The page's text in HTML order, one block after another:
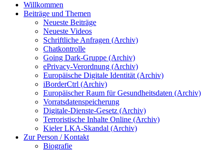
Willkommen
Beiträge und Themen
Neueste Beiträge
Neueste Videos
Schriftliche Anfragen (Archiv)
Chatkontrolle
Going Dark-Gruppe (Archiv)
ePrivacy-Verordnung (Archiv)
Europäische Digitale Identität (Archiv)
iBorderCtrl (Archiv)
Europäischer Raum für Gesundheitsdaten (Archiv)
Vorratsdatenspeicherung
Digitale-Dienste-Gesetz (Archiv)
Terroristische Inhalte Online (Archiv)
Kieler LKA-Skandal (Archiv)
Zur Person / Kontakt
Biografie